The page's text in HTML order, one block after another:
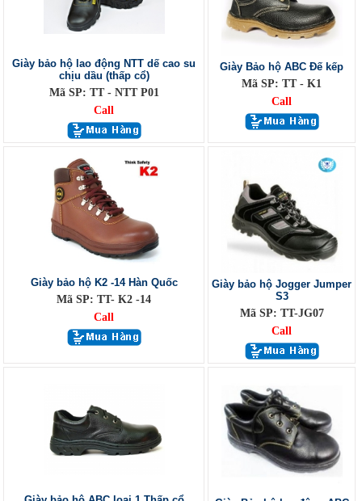
Giày bảo hộ lao động NTT dế cao su
chịu dầu (thấp cổ)
Mã SP: TT - NTT P01
Call
Giày Bảo hộ ABC Đế kếp
Mã SP: TT - K1
Call
Giày bảo hộ K2 -14 Hàn Quốc
Mã SP: TT- K2 -14
Call
Giày bảo hộ Jogger Jumper
S3
Mã SP: TT-JG07
Call